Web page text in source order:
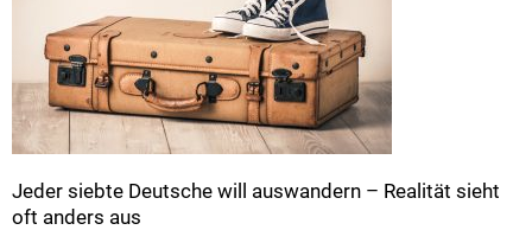
Jeder siebte Deutsche will auswandern – Realität sieht
oft anders aus